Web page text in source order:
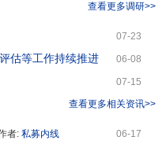
查看更多调研>>
07-23
估等工作持续推进 06-08
07-15
查看更多相关资讯>>
者: 私募内线 06-17